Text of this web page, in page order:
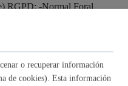
RGPD: -Normal Foral
1989, de 5 de Julio,
de Gipuzkoa. -Norma Foral
Impuesto sobre Bienes
Bienes Inmuebles. -Norma
o recuperar información
de cookies). Esta información